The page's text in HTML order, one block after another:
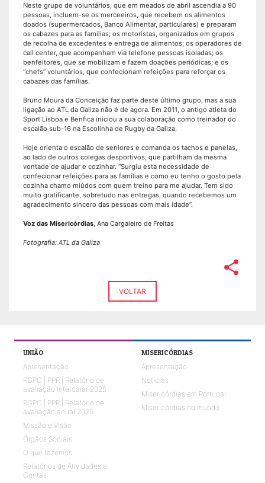
Neste grupo de voluntários, que em meados de abril ascendia a 90
pessoas, incluem-se os merceeiros, que recebem os alimentos
doados (supermercados, Banco Alimentar, particulares) e preparam
os cabazes para as famílias; os motoristas, organizados em grupos
de recolha de excedentes e entrega de alimentos; os operadores de
call center, que acompanham via telefone pessoas isoladas; os
benfeitores, que se mobilizam e fazem doações periódicas; e os
“chefs” voluntários, que confecionam refeições para reforçar os
cabazes das famílias.
Bruno Moura da Conceição faz parte deste último grupo, mas a sua
ligação ao ATL da Galiza não é de agora. Em 2011, o antigo atleta do
Sport Lisboa e Benfica iniciou a sua colaboração como treinador do
escalão sub-16 na Escolinha de Rugby da Galiza.
Hoje orienta o escalão de seniores e comanda os tachos e panelas,
ao lado de outros colegas desportivos, que partilham da mesma
vontade de ajudar e cozinhar. “Surgiu esta necessidade de
confecionar refeições para as famílias e como eu tenho o gosto pela
cozinha chamo miúdos com quem treino para me ajudar. Tem sido
muito gratificante, sobretudo nas entregas, quando recebemos um
agradecimento sincero das pessoas com mais idade”.
Voz das Misericórdias , Ana Cargaleiro de Freitas
Fotografia: ATL da Galiza
share
VOLTAR
UNIÃO
Apresentação
RGPC | PPR | Relatório de
avaliação intercalar 2025
RGPC | PPR | Relatório de
avaliação anual 2025
Missão e Visão
Órgãos Sociais
O que fazemos
Relatórios de Atividades e
Contas
MISERICÓRDIAS
Apresentação
Notícias
Misericórdias em Portugal
Misericórdias no mundo